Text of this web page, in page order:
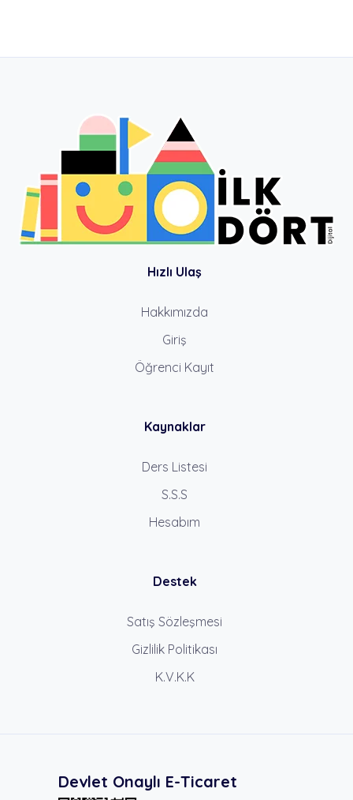
Hızlı Ulaş
Hakkımızda
Giriş
Öğrenci Kayıt
Kaynaklar
Ders Listesi
S.S.S
Hesabım
Destek
Satış Sözleşmesi
Gizlilik Politikası
K.V.K.K
Devlet Onaylı E-Ticaret